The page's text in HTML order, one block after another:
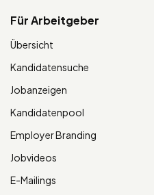
Für Arbeitgeber
Übersicht
Kandidatensuche
Jobanzeigen
Kandidatenpool
Employer Branding
Jobvideos
E-Mailings